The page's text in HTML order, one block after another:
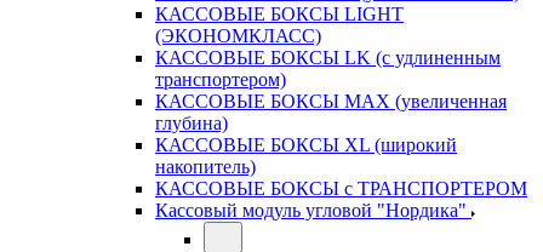
КАССОВЫЕ БОКСЫ LIGHT
(ЭКОНОМКЛАСС)
КАССОВЫЕ БОКСЫ LK (с удлиненным
транспортером)
КАССОВЫЕ БОКСЫ MAX (увеличенная
глубина)
КАССОВЫЕ БОКСЫ XL (широкий
накопитель)
КАССОВЫЕ БОКСЫ с ТРАНСПОРТЕРОМ
Кассовый модуль угловой "Нордика"